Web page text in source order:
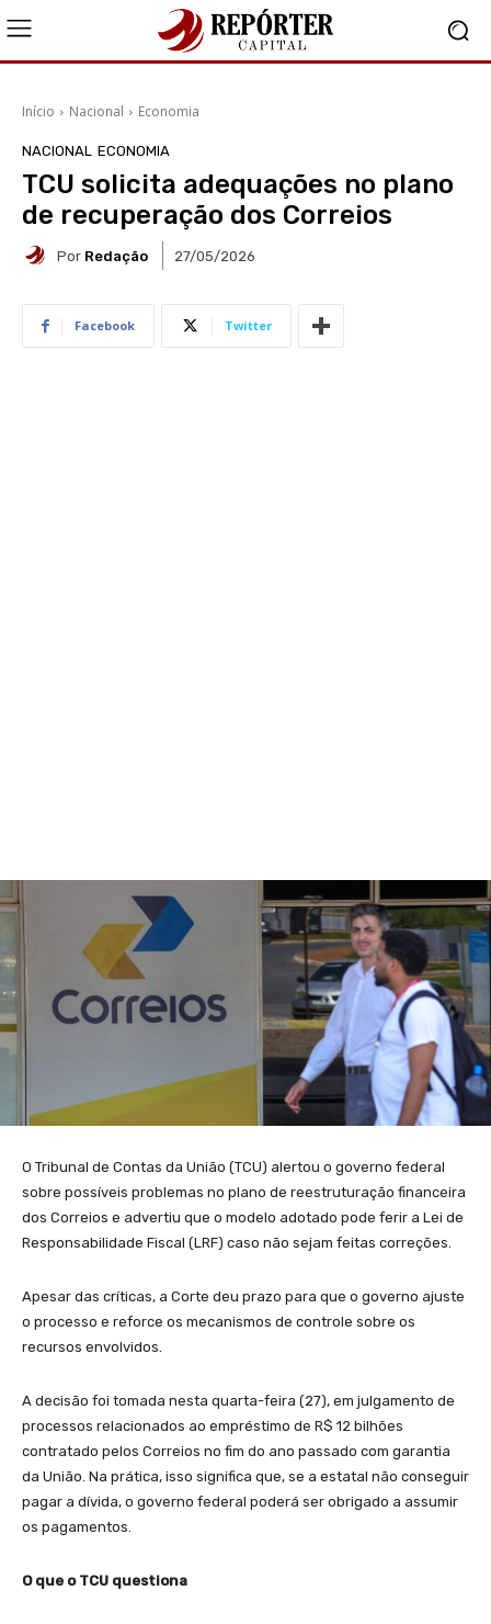
Início Nacional Economia
NACIONAL ECONOMIA
TCU solicita adequações no plano
de recuperação dos Correios
Por Redação 27/05/2026
Facebook Twitter
O Tribunal de Contas da União (TCU) alertou o governo federal
sobre possíveis problemas no plano de reestruturação financeira
dos Correios e advertiu que o modelo adotado pode ferir a Lei de
Responsabilidade Fiscal (LRF) caso não sejam feitas correções.
Apesar das críticas, a Corte deu prazo para que o governo ajuste
o processo e reforce os mecanismos de controle sobre os
recursos envolvidos.
A decisão foi tomada nesta quarta-feira (27), em julgamento de
processos relacionados ao empréstimo de R$ 12 bilhões
contratado pelos Correios no fim do ano passado com garantia
da União. Na prática, isso significa que, se a estatal não conseguir
pagar a dívida, o governo federal poderá ser obrigado a assumir
os pagamentos.
O que o TCU questiona